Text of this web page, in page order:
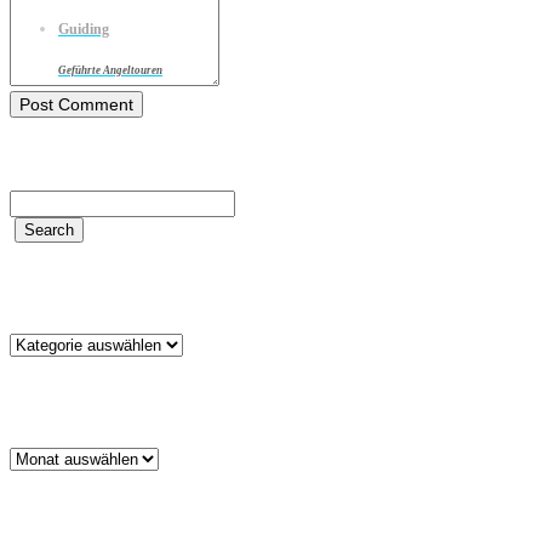
Guiding
Geführte Angeltouren
Kategorien
Archiv